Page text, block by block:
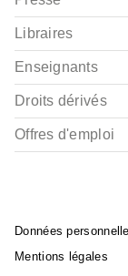
Libraires
Enseignants
Droits dérivés
Offres d'emploi
Données
Mentions légales